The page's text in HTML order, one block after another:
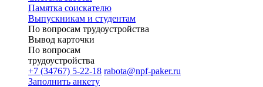
Памятка соискателю
Выпускникам и студентам
По вопросам трудоустройства
Вывод карточки
По вопросам
трудоустройства
+7 (34767) 5-22-18 rabota@npf-paker.ru
Заполнить анкету